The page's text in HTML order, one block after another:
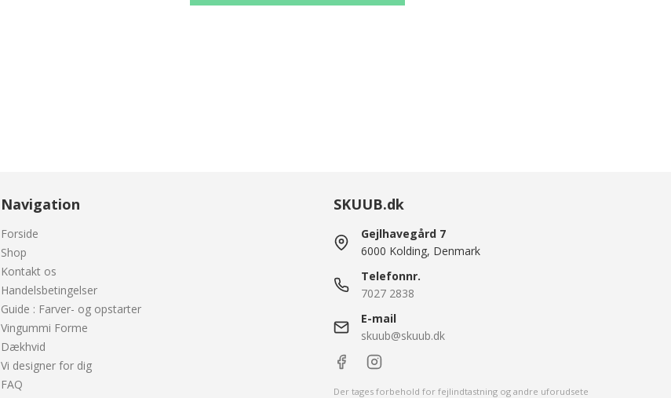
Navigation
Forside
Shop
Kontakt os
Handelsbetingelser
Guide : Farver- og opstarter
Vingummi Forme
Dækhvid
Vi designer for dig
FAQ
SKUUB.dk
Gejlhavegård 7
6000 Kolding, Denmark
Telefonnr.
7027 2838
E-mail
skuub@skuub.dk
Der tages forbehold for fejlindtastning og andre uforudsete